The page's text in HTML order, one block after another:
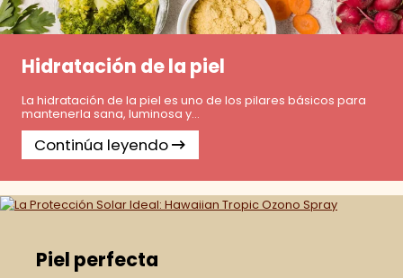
Hidratación de la piel
La hidratación de la piel es uno de los pilares básicos para
mantenerla sana, luminosa y...
Continúa leyendo
Piel perfecta